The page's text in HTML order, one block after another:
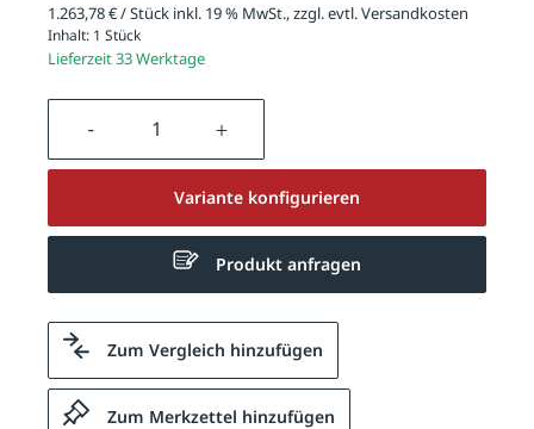
1.263,78 € / Stück inkl. 19 % MwSt., zzgl. evtl.Versandkosten
Inhalt: 1 Stück
Lieferzeit 33 Werktage
Produkt Anzahl: Gib den
Variante konfigurieren
Produkt anfragen
Zum Vergleich hinzufügen
Zum Merkzettel hinzufügen